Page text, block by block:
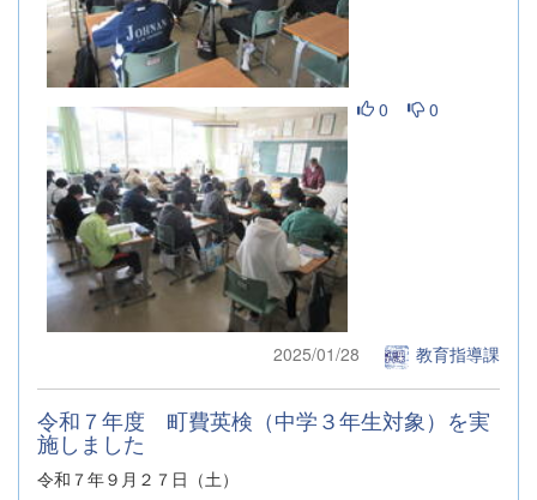
0 0
2025/01/28 教育指導課
令和７年度 町費英検（中学３年生対象）を実
施しました
令和７年９月２７日（土）